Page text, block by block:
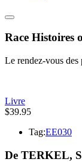
Race Histoires
Le rendez-vous des
Livre
$39.95
Tag:EE030
De TERKEL,